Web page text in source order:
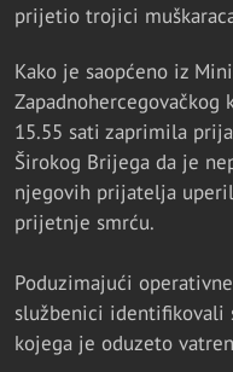
prijetio trojici
Kako je saopćeno iz
15.55 sati zaprimila
Širokog Brijega da je
njegovih prijatelja
prijetnje smrću.
Poduzimajući
službenici identifikovali
kojega je oduzeto